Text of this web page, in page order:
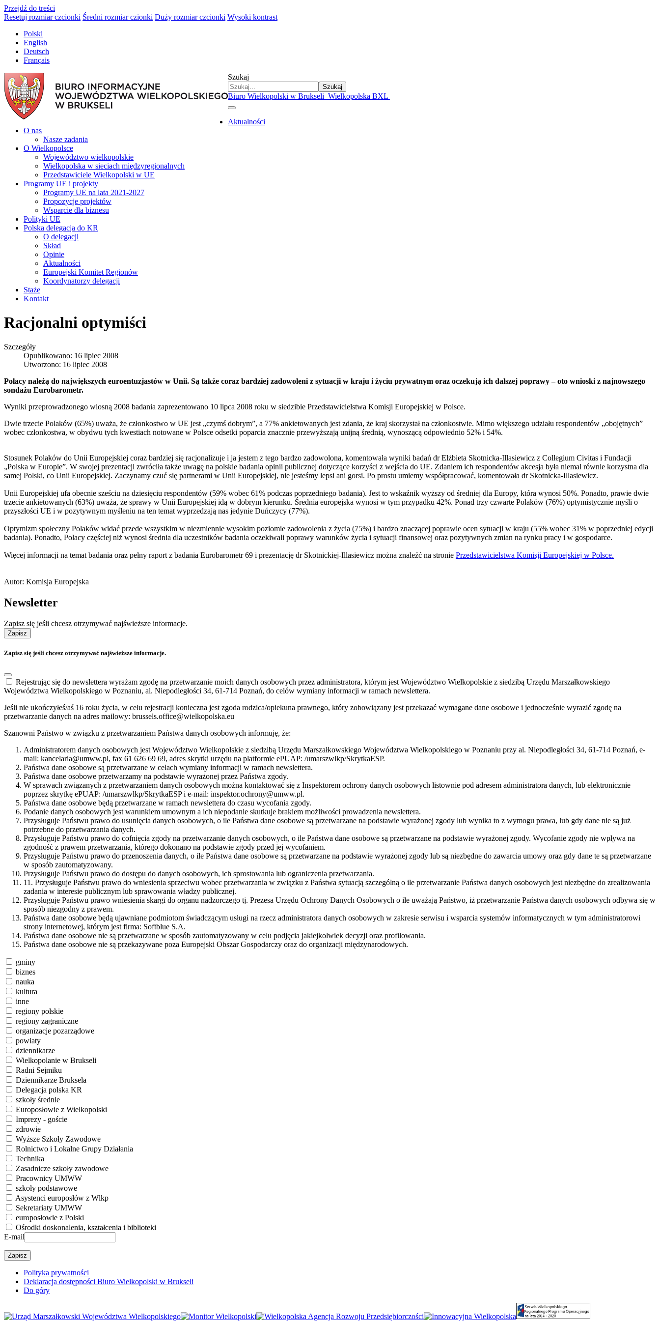
Przejdź do treści
Resetuj rozmiar czcionki Średni rozmiar czionki Duży rozmiar czcionki Wysoki kontrast
Polski
English
Deutsch
Français
Szukaj
Szukaj
Biuro Wielkopolski w Brukseli Wielkopolska BXL
Aktualności
O nas
Nasze zadania
O Wielkopolsce
Województwo wielkopolskie
Wielkopolska w sieciach międzyregionalnych
Przedstawiciele Wielkopolski w UE
Programy UE i projekty
Programy UE na lata 2021-2027
Propozycje projektów
Wsparcie dla biznesu
Polityki UE
Polska delegacja do KR
O delegacji
Skład
Opinie
Aktualności
Europejski Komitet Regionów
Koordynatorzy delegacji
Staże
Kontakt
Racjonalni optymiści
Szczegóły
Opublikowano: 16 lipiec 2008
Utworzono: 16 lipiec 2008
Polacy należą do największych euroentuzjastów w Unii. Są także coraz bardziej zadowoleni z sytuacji w kraju i życiu prywatnym oraz oczekują ich dalszej poprawy – oto wnioski z najnowszego
sondażu Eurobarometr.
Wyniki przeprowadzonego wiosną 2008 badania zaprezentowano 10 lipca 2008 roku w siedzibie Przedstawicielstwa Komisji Europejskiej w Polsce.
Dwie trzecie Polaków (65%) uważa, że członkostwo w UE jest „czymś dobrym”, a 77% ankietowanych jest zdania, że kraj skorzystał na członkostwie. Mimo większego udziału respondentów „obojętnych”
wobec członkostwa, w obydwu tych kwestiach notowane w Polsce odsetki poparcia znacznie przewyższają unijną średnią, wynoszącą odpowiednio 52% i 54%.
Stosunek Polaków do Unii Europejskiej coraz bardziej się racjonalizuje i ja jestem z tego bardzo zadowolona, komentowała wyniki badań dr Elżbieta Skotnicka-Illasiewicz z Collegium Civitas i Fundacji
„Polska w Europie”. W swojej prezentacji zwróciła także uwagę na polskie badania opinii publicznej dotyczące korzyści z wejścia do UE. Zdaniem ich respondentów akcesja była niemal równie korzystna dla
samej Polski, co Unii Europejskiej. Zaczynamy czuć się partnerami w Unii Europejskiej, nie jesteśmy lepsi ani gorsi. Po prostu umiemy współpracować, komentowała dr Skotnicka-Illasiewicz.
Unii Europejskiej ufa obecnie sześciu na dziesięciu respondentów (59% wobec 61% podczas poprzedniego badania). Jest to wskaźnik wyższy od średniej dla Europy, która wynosi 50%. Ponadto, prawie dwie
trzecie ankietowanych (63%) uważa, że sprawy w Unii Europejskiej idą w dobrym kierunku. Średnia europejska wynosi w tym przypadku 42%. Ponad trzy czwarte Polaków (76%) optymistycznie myśli o
przyszłości UE i w pozytywnym myśleniu na ten temat wyprzedzają nas jedynie Duńczycy (77%).
Optymizm społeczny Polaków widać przede wszystkim w niezmiennie wysokim poziomie zadowolenia z życia (75%) i bardzo znaczącej poprawie ocen sytuacji w kraju (55% wobec 31% w poprzedniej edycji
badania). Ponadto, Polacy częściej niż wynosi średnia dla uczestników badania oczekiwali poprawy warunków życia i sytuacji finansowej oraz pozytywnych zmian na rynku pracy i w gospodarce.
Więcej informacji na temat badania oraz pełny raport z badania Eurobarometr 69 i prezentację dr Skotnickiej-Illasiewicz można znaleźć na stronie Przedstawicielstwa Komisji Europejskiej w Polsce.
Autor: Komisja Europejska
Newsletter
Zapisz się jeśli chcesz otrzymywać najświeższe informacje.
Zapisz
Zapisz się jeśli chcesz otrzymywać najświeższe informacje.
Rejestrując się do newslettera wyrażam zgodę na przetwarzanie moich danych osobowych przez administratora, którym jest Województwo Wielkopolskie z siedzibą Urzędu Marszałkowskiego
Województwa Wielkopolskiego w Poznaniu, al. Niepodległości 34, 61-714 Poznań, do celów wymiany informacji w ramach newslettera.
Jeśli nie ukończyłeś/aś 16 roku życia, w celu rejestracji konieczna jest zgoda rodzica/opiekuna prawnego, który zobowiązany jest przekazać wymagane dane osobowe i jednocześnie wyrazić zgodę na
przetwarzanie danych na adres mailowy: brussels.office@wielkopolska.eu
Szanowni Państwo w związku z przetwarzaniem Państwa danych osobowych informuję, że:
Administratorem danych osobowych jest Województwo Wielkopolskie z siedzibą Urzędu Marszałkowskiego Województwa Wielkopolskiego w Poznaniu przy al. Niepodległości 34, 61-714 Poznań, e-
mail: kancelaria@umww.pl, fax 61 626 69 69, adres skrytki urzędu na platformie ePUAP: /umarszwlkp/SkrytkaESP.
Państwa dane osobowe są przetwarzane w celach wymiany informacji w ramach newslettera.
Państwa dane osobowe przetwarzamy na podstawie wyrażonej przez Państwa zgody.
W sprawach związanych z przetwarzaniem danych osobowych można kontaktować się z Inspektorem ochrony danych osobowych listownie pod adresem administratora danych, lub elektronicznie
poprzez skrytkę ePUAP: /umarszwlkp/SkrytkaESP i e-mail: inspektor.ochrony@umww.pl.
Państwa dane osobowe będą przetwarzane w ramach newslettera do czasu wycofania zgody.
Podanie danych osobowych jest warunkiem umownym a ich niepodanie skutkuje brakiem możliwości prowadzenia newslettera.
Przysługuje Państwu prawo do usunięcia danych osobowych, o ile Państwa dane osobowe są przetwarzane na podstawie wyrażonej zgody lub wynika to z wymogu prawa, lub gdy dane nie są już
potrzebne do przetwarzania danych.
Przysługuje Państwu prawo do cofnięcia zgody na przetwarzanie danych osobowych, o ile Państwa dane osobowe są przetwarzane na podstawie wyrażonej zgody. Wycofanie zgody nie wpływa na
zgodność z prawem przetwarzania, którego dokonano na podstawie zgody przed jej wycofaniem.
Przysługuje Państwu prawo do przenoszenia danych, o ile Państwa dane osobowe są przetwarzane na podstawie wyrażonej zgody lub są niezbędne do zawarcia umowy oraz gdy dane te są przetwarzane
w sposób zautomatyzowany.
Przysługuje Państwu prawo do dostępu do danych osobowych, ich sprostowania lub ograniczenia przetwarzania.
11. Przysługuje Państwu prawo do wniesienia sprzeciwu wobec przetwarzania w związku z Państwa sytuacją szczególną o ile przetwarzanie Państwa danych osobowych jest niezbędne do zrealizowania
zadania w interesie publicznym lub sprawowania władzy publicznej.
Przysługuje Państwu prawo wniesienia skargi do organu nadzorczego tj. Prezesa Urzędu Ochrony Danych Osobowych o ile uważają Państwo, iż przetwarzanie Państwa danych osobowych odbywa się w
sposób niezgodny z prawem.
Państwa dane osobowe będą ujawniane podmiotom świadczącym usługi na rzecz administratora danych osobowych w zakresie serwisu i wsparcia systemów informatycznych w tym administratorowi
strony internetowej, którym jest firma: Softblue S.A.
Państwa dane osobowe nie są przetwarzane w sposób zautomatyzowany w celu podjęcia jakiejkolwiek decyzji oraz profilowania.
Państwa dane osobowe nie są przekazywane poza Europejski Obszar Gospodarczy oraz do organizacji międzynarodowych.
gminy
biznes
nauka
kultura
inne
regiony polskie
regiony zagraniczne
organizacje pozarządowe
powiaty
dziennikarze
Wielkopolanie w Brukseli
Radni Sejmiku
Dziennikarze Bruksela
Delegacja polska KR
szkoły średnie
Europosłowie z Wielkopolski
Imprezy - goście
zdrowie
Wyższe Szkoły Zawodowe
Rolnictwo i Lokalne Grupy Działania
Technika
Zasadnicze szkoły zawodowe
Pracownicy UMWW
szkoły podstawowe
Asystenci europosłów z Wlkp
Sekretariaty UMWW
europosłowie z Polski
Ośrodki doskonalenia, kształcenia i biblioteki
E-mail
Polityka prywatności
Deklaracja dostępności Biuro Wielkopolski w Brukseli
Do góry